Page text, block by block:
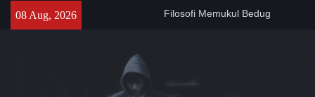
08 Aug, 2026
Sebelum Sholat Jum’at